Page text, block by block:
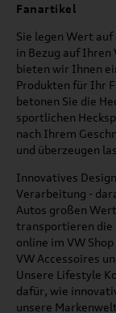
Fanartikel
Sie legen Wert
in Bezug auf Ihren
bieten wir Ihnen
Produkten für Ihr
betonen Sie die
sportlichen
nach Ihrem
und überzeugen
Innovatives
Verarbeitung -
Autos großen
transportieren die
online im VW
VW Accessoires
Unsere Lifestyle
dafür, wie
unsere